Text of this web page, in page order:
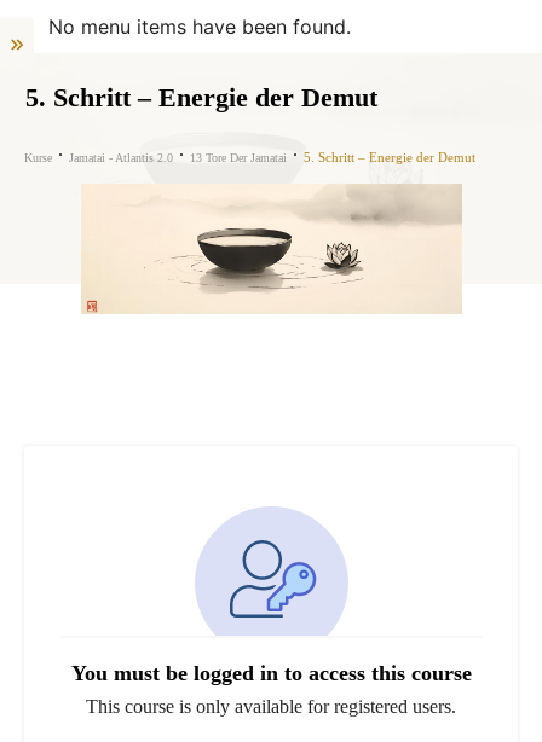
No menu items have been found.
5. Schritt – Energie der Demut
Kurse Jamatai - Atlantis 2.0 13 Tore Der Jamatai 5. Schritt – Energie der Demut
You must be logged in to access this course
This course is only available for registered users.